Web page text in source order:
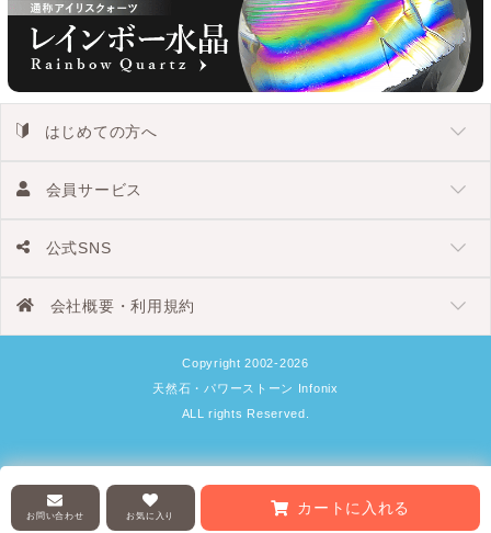
カートに入れる
お気に入り
お問い合わせ
はじめての方へ
会員サービス
公式SNS
会社概要・利用規約
Copyright 2002-2026
天然石・パワーストーン Infonix
ALL rights Reserved.